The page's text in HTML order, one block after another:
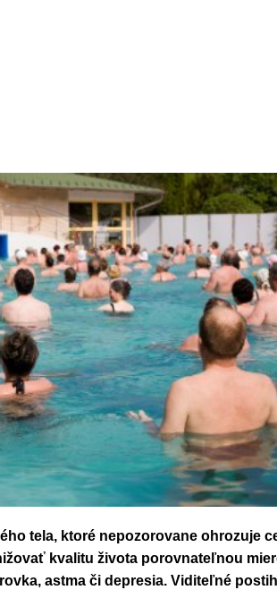
tela, ktoré nepozorovane ohrozuje
kvalitu života porovnateľnou
astma či depresia. Viditeľné